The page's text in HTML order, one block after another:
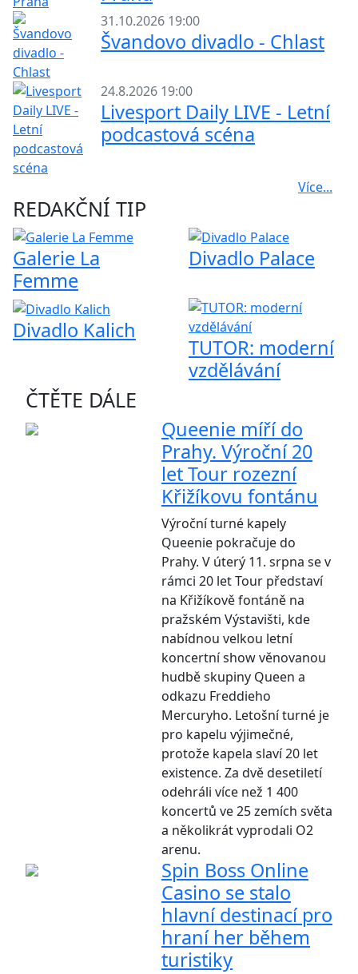
31.10.2026 19:00
Švandovo divadlo - Chlast
24.8.2026 19:00
Livesport Daily LIVE - Letní
podcastová scéna
Více...
REDAKČNÍ TIP
Galerie La
Femme
Divadlo Palace
Divadlo Kalich
TUTOR: moderní
vzdělávání
ČTĚTE DÁLE
Queenie míří do
Prahy. Výroční 20
let Tour rozezní
Křižíkovu fontánu
Výroční turné kapely
Queenie pokračuje do
Prahy. V úterý 11. srpna se v
rámci 20 let Tour představí
na Křižíkově fontáně na
pražském Výstavišti, kde
nabídnou velkou letní
koncertní show věnovanou
hudbě skupiny Queen a
odkazu Freddieho
Mercuryho. Letošní turné je
pro kapelu výjimečné,
protože kapela slaví 20 let
existence. Za dvě desetiletí
odehráli více než 1 400
koncertů ve 25 zemích světa
a několikrát vyprodali O2
arenu.
Spin Boss Online
Casino se stalo
hlavní destinací pro
hraní her během
turistiky